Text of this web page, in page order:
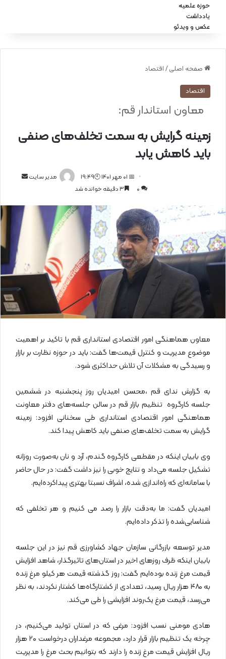
حوزه علمیه
یادداشت
عکس و ویدئو
صفحه اصلی / اقتصاد
اقتصاد
زمینه گرایش به سمت تخلف‌های صنفی
باید کاهش یابد
معاون استاندار قم:
مدیر سایت
ل
ا
ی
ل
📅 01 مهر 1401 🕙19:49
0
معاون هماهنگی امور اقتصادی استانداری قم با تاکید بر اهمیت
موضوع مدیریت و کنترل قیمت‌ها گفت: باید در حوزه نظارت بر بازار
و رسیدگی به مشکلات آن تلاش حداکثری شود.
به گزارش ندای قم ،محسن امیدیان روز پنجشنبه در ششمین
جلسه کارگروه تنظیم بازار قم در سالن جلسه‌های دفتر معاونت
هماهنگی امور اقتصادی استانداری طی سخنانی افزود: زمینه
گرایش به سمت تخلف‌های صنفی باید کاهش پیدا کند.
وی بابیان اینکه در مقطعی کارگروه گندم، آرد و نان به‌صورت روزانه
تشکیل جلسه می‌داد و نتایج خوبی را نیز داشت گفت: در حال حاضر
با سامانه‌ای که راه‌اندازی شده، اشراف نسبتا بهتری پیداکرده‌ایم.
امیدیان گفت: ما به‌دقت بازار را رصد می کنیم و هر تخلفی که
شناسایی‌شده را تذکر داده‌ایم.
مدیر توسعه بازرگانی سازمان جهاد کشاورزی قم نیز در این جلسه
بابیان اینکه ظرف روزهای اخیر در استان‌های تاثیرگذار، شاهد افزایش
قیمت مرغ زنده بوده‌ایم گفت: روز گذشته قیمت هر کیلو مرغ زنده
به ۴۸۰ هزار ریال رسید، تعدادی از کشتارگاه‌ها کشتار نکردند، به نظر
می‌رسد، قیمت مرغ یک‌روند افزایشی را طی می‌کند.
هادی مومنی نسب افزود: مرغی که در استان تولید می‌کنیم، در
چرخه یک تنظیم بازار قرار دارد، مجموعه مرغداران درخواست ۲۰ هزار
ریال افزایش قیمت مرغ زنده را دارند که بتوانیم بحث مرغ را مدیریت